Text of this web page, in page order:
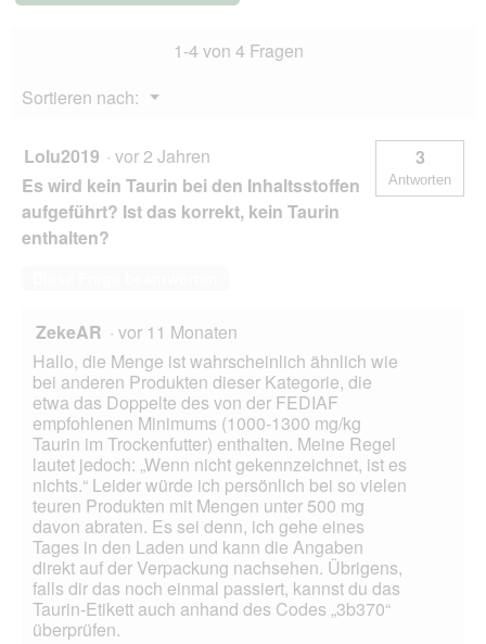
Fresh
1-4 von 4 Fragen
Sortieren nach:
▼
Menü
Lolu2019 · vor 2 Jahren
Es wird kein Taurin bei den Inhaltsstoffen
aufgeführt? Ist das korrekt, kein Taurin
enthalten?
3
Antworten
ZekeAR · vor 11 Monaten
Hallo, die Menge ist wahrscheinlich ähnlich wie
bei anderen Produkten dieser Kategorie, die
etwa das Doppelte des von der FEDIAF
empfohlenen Minimums (1000-1300 mg/kg
Taurin im Trockenfutter) enthalten. Meine Regel
lautet jedoch: „Wenn nicht gekennzeichnet, ist es
nichts.“ Leider würde ich persönlich bei so vielen
teuren Produkten mit Mengen unter 500 mg
davon abraten. Es sei denn, ich gehe eines
Tages in den Laden und kann die Angaben
direkt auf der Verpackung nachsehen. Übrigens,
falls dir das noch einmal passiert, kannst du das
Taurin-Etikett auch anhand des Codes „3b370“
überprüfen.